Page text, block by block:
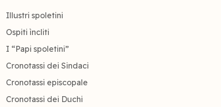
Illustri spoletini
Ospiti ìncliti
I “Papi spoletini”
Cronotassi dei Sindaci
Cronotassi episcopale
Cronotassi dei Duchi